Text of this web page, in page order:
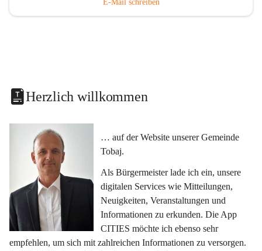
E-Mail schreiben
Herzlich willkommen
… auf der Website unserer Gemeinde
Tobaj.
Als Bürgermeister lade ich ein, unsere
digitalen Services wie Mitteilungen,
Neuigkeiten, Veranstaltungen und
Informationen zu erkunden. Die App
CITIES möchte ich ebenso sehr
empfehlen, um sich mit zahlreichen Informationen zu versorgen.